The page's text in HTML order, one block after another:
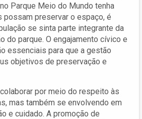
Parque Meio do Mundo tenha
possam preservar o espaço, é
se sinta parte integrante da
do parque. O engajamento cívico e
essenciais para que a gestão
objetivos de preservação e
por meio do respeito às
mas também se envolvendo em
e cuidado. A promoção de